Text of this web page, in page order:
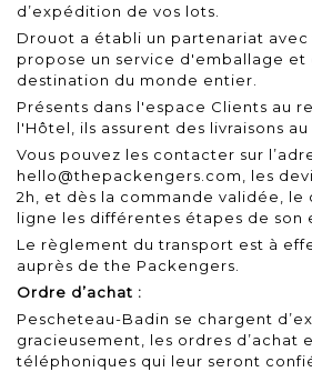
d’expédition de vos lots.
Drouot a établi un partenariat
propose un service d'emballage
destination du monde entier.
Présents dans l'espace Clients au
l'Hôtel, ils assurent des livraisons
Vous pouvez les contacter sur
hello@thepackengers.com, les
2h, et dès la commande validée, le
ligne les différentes étapes de son
Le règlement du transport est à
auprès de the Packengers.
Ordre d’achat :
Pescheteau-Badin se chargent
gracieusement, les ordres d’achat
téléphoniques qui leur seront